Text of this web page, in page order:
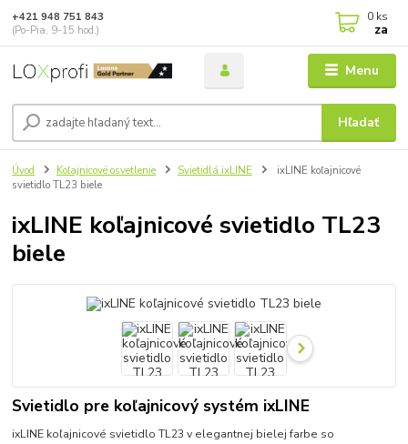
Menu
Hľadať
+421 948 751 843
(Po-Pia, 9-15 hod.)
0 ks
za
Úvod Koľajnicové osvetlenie Svietidlá ixLINE
ixLINE koľajnicové
svietidlo TL23 biele
ixLINE koľajnicové svietidlo TL23
biele
Svietidlo pre koľajnicový systém ixLINE
ixLINE koľajnicové svietidlo TL23 v elegantnej bielej farbe so